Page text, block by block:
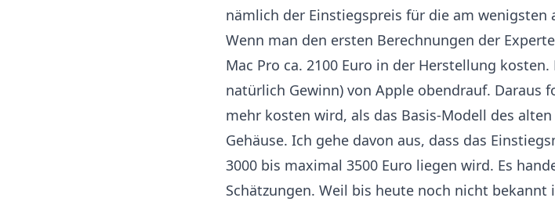
nämlich der Einstiegspreis für die am wenigsten
Wenn man den ersten Berechnungen der
Mac Pro ca. 2100 Euro in der Herstellung
natürlich Gewinn) von Apple obendrauf. Daraus
mehr kosten wird, als das Basis-Modell des
Gehäuse. Ich gehe davon aus, dass das
3000 bis maximal 3500 Euro liegen wird. Es
Schätzungen. Weil bis heute noch nicht